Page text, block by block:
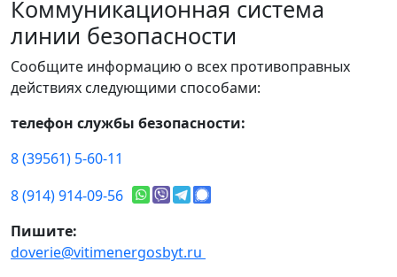
Коммуникационная система
линии безопасности
Сообщите информацию о всех противоправных
действиях следующими способами:
телефон службы безопасности:
8 (39561) 5-60-11
8 (914) 914-09-56
Пишите:
doverie@vitimenergosbyt.ru